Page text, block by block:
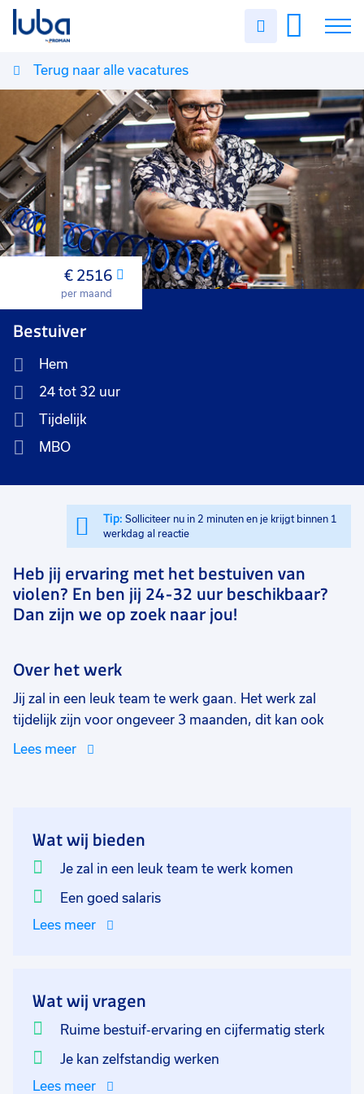
Uren
Vacatures
Over ons
Voor werkgevers
Contact
Terug naar alle vacatures
Maand
€ 2516
per maand
Bestuiver
Hem
24 tot 32 uur
Tijdelijk
MBO
Tip: Solliciteer nu in 2 minuten en je krijgt binnen 1
werkdag al reactie
Heb jij ervaring met het bestuiven van
violen? En ben jij 24-32 uur beschikbaar?
Dan zijn we op zoek naar jou!
Over het werk
Jij zal in een leuk team te werk gaan. Het werk zal
tijdelijk zijn voor ongeveer 3 maanden, dit kan ook
nog uitlopen naar langer. De werktijden zijn van
heel precies werk! Je bestuift de bloemen met behulp
van een kwastjes, pincet of wattenstaafje en
administreert dit op correcte wijze. In deze functie
draag jij bij aan het verdelingsproces door het
verrichten van diverse teelthandelingen. Dit houdt in
verricht allerlei werkzaamheden binnen dit proces.
De ideale kandidaat beschikt over (ruime) bestuif-
ervaring en is cijfermatig sterk. Dit laatste is met name
van belang omdat één fout desastreuze gevolgen kan
Lees meer
Wat wij bieden
Je zal in een leuk team te werk komen
Een goed salaris
Lees meer
Wat wij vragen
Ruime bestuif-ervaring en cijfermatig sterk
Je kan zelfstandig werken
Lees meer